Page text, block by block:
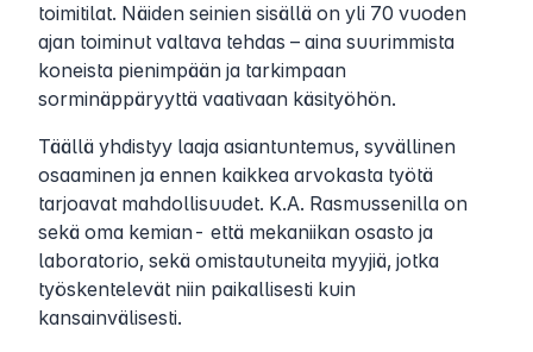
toimitilat. Näiden seinien sisällä on yli 70 vuoden
ajan toiminut valtava tehdas – aina suurimmista
koneista pienimpään ja tarkimpaan
sorminäppäryyttä vaativaan käsityöhön.
Täällä yhdistyy laaja asiantuntemus, syvällinen
osaaminen ja ennen kaikkea arvokasta työtä
tarjoavat mahdollisuudet. K.A. Rasmussenilla on
sekä oma kemian- että mekaniikan osasto ja
laboratorio, sekä omistautuneita myyjiä, jotka
työskentelevät niin paikallisesti kuin
kansainvälisesti.